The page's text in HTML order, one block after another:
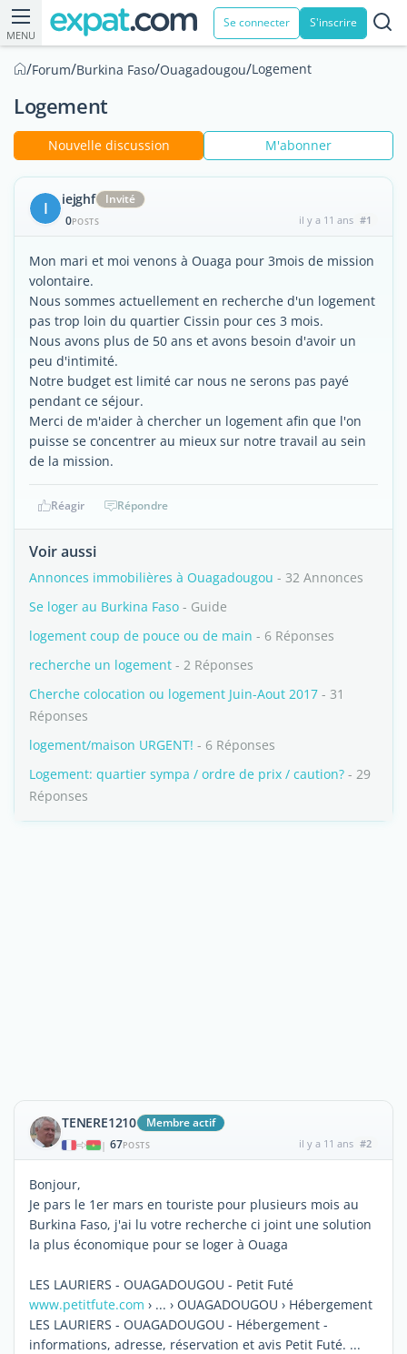
MENU
Se connecter S'inscrire
/Forum/Burkina Faso/Ouagadougou/Logement
Logement
Nouvelle discussion M'abonner
I iejghf
Invité
0POSTS il y a 11 ans #1
Mon mari et moi venons à Ouaga pour 3mois de mission
volontaire.
Nous sommes actuellement en recherche d'un logement
pas trop loin du quartier Cissin pour ces 3 mois.
Nous avons plus de 50 ans et avons besoin d'avoir un
peu d'intimité.
Notre budget est limité car nous ne serons pas payé
pendant ce séjour.
Merci de m'aider à chercher un logement afin que l'on
puisse se concentrer au mieux sur notre travail au sein
de la mission.
Réagir Répondre
Voir aussi
Annonces immobilières à Ouagadougou - 32 Annonces
Se loger au Burkina Faso - Guide
logement coup de pouce ou de main - 6 Réponses
recherche un logement - 2 Réponses
Cherche colocation ou logement Juin-Aout 2017 - 31
Réponses
logement/maison URGENT! - 6 Réponses
Logement: quartier sympa / ordre de prix / caution? - 29
Réponses
TENERE1210 Membre actif
| 67POSTS il y a 11 ans #2
Bonjour,
Je pars le 1er mars en touriste pour plusieurs mois au
Burkina Faso, j'ai lu votre recherche ci joint une solution
la plus économique pour se loger à Ouaga
LES LAURIERS - OUAGADOUGOU - Petit Futé
www.petitfute.com › ... › OUAGADOUGOU › Hébergement
LES LAURIERS - OUAGADOUGOU - Hébergement -
informations, adresse, réservation et avis Petit Futé. ...